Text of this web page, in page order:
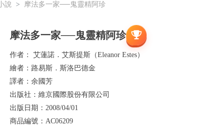
說 摩法多一家──鬼靈精阿珍
摩法多一家──鬼靈精阿珍
作者： 艾蓮諾．艾斯提斯（Eleanor Estes）
繪者： 路易斯．斯洛巴德金
譯者： 余國芳
出版社： 維京國際股份有限公司
出版日期： 2008/04/01
商品編號： AC06209